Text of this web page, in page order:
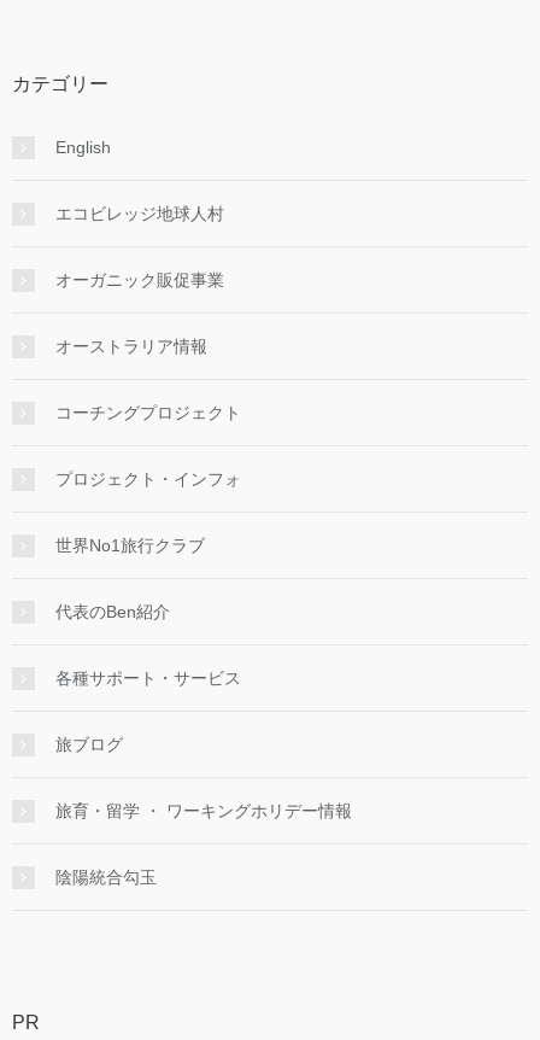
カテゴリー
English
エコビレッジ地球人村
オーガニック販促事業
オーストラリア情報
コーチングプロジェクト
プロジェクト・インフォ
世界No1旅行クラブ
代表のBen紹介
各種サポート・サービス
旅ブログ
旅育・留学 ・ ワーキングホリデー情報
陰陽統合勾玉
PR